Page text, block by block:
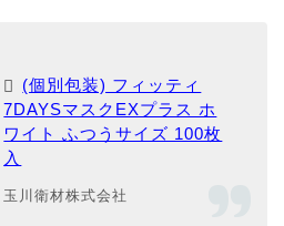
(個別包装) フィッティ
7DAYSマスクEXプラス ホ
ワイト ふつうサイズ 100枚
入
玉川衛材株式会社